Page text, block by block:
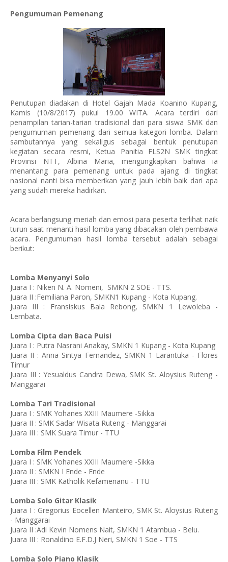
Pengumuman Pemenang
Penutupan diadakan di Hotel Gajah Mada Koanino Kupang,
Kamis (10/8/2017) pukul 19.00 WITA. Acara terdiri dari
penampilan tarian-tarian tradisional dari para siswa SMK dan
pengumuman pemenang dari semua kategori lomba. Dalam
sambutannya yang sekaligus sebagai bentuk penutupan
kegiatan secara resmi, Ketua Panitia FLS2N SMK tingkat
Provinsi NTT, Albina Maria, mengungkapkan bahwa ia
menantang para pemenang untuk pada ajang di tingkat
nasional nanti bisa memberikan yang jauh lebih baik dari apa
yang sudah mereka hadirkan.
Acara berlangsung meriah dan emosi para peserta terlihat naik
turun saat menanti hasil lomba yang dibacakan oleh pembawa
acara. Pengumuman hasil lomba tersebut adalah sebagai
berikut:
Lomba Menyanyi Solo
Juara I : Niken N. A. Nomeni, SMKN 2 SOE - TTS.
Juara II :Femiliana Paron, SMKN1 Kupang - Kota Kupang.
Juara III : Fransiskus Bala Rebong, SMKN 1 Lewoleba -
Lembata.
Lomba Cipta dan Baca Puisi
Juara I : Putra Nasrani Anakay, SMKN 1 Kupang - Kota Kupang
Juara II : Anna Sintya Fernandez, SMKN 1 Larantuka - Flores
Timur
Juara III : Yesualdus Candra Dewa, SMK St. Aloysius Ruteng -
Manggarai
Lomba Tari Tradisional
Juara I : SMK Yohanes XXIII Maumere -Sikka
Juara II : SMK Sadar Wisata Ruteng - Manggarai
Juara III : SMK Suara Timur - TTU
Lomba Film Pendek
Juara I : SMK Yohanes XXIII Maumere -Sikka
Juara II : SMKN I Ende - Ende
Juara III : SMK Katholik Kefamenanu - TTU
Lomba Solo Gitar Klasik
Juara I : Gregorius Eocellen Manteiro, SMK St. Aloysius Ruteng
- Manggarai
Juara II :Adi Kevin Nomens Nait, SMKN 1 Atambua - Belu.
Juara III : Ronaldino E.F.D.J Neri, SMKN 1 Soe - TTS
Lomba Solo Piano Klasik